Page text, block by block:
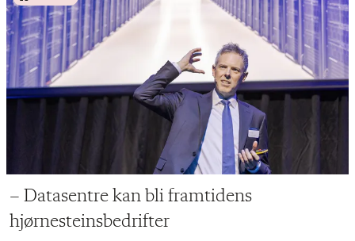
– Datasentre kan bli framtidens
hjørnesteinsbedrifter